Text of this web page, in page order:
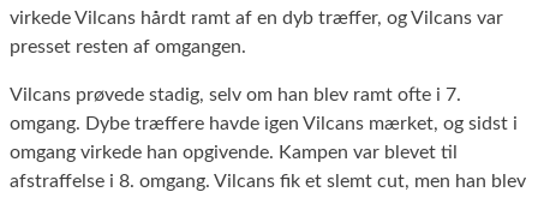
virkede Vilcans hårdt ramt af en dyb træffer, og Vilcans var
presset resten af omgangen.
Vilcans prøvede stadig, selv om han blev ramt ofte i 7.
omgang. Dybe træffere havde igen Vilcans mærket, og sidst i
omgang virkede han opgivende. Kampen var blevet til
afstraffelse i 8. omgang. Vilcans fik et slemt cut, men han blev